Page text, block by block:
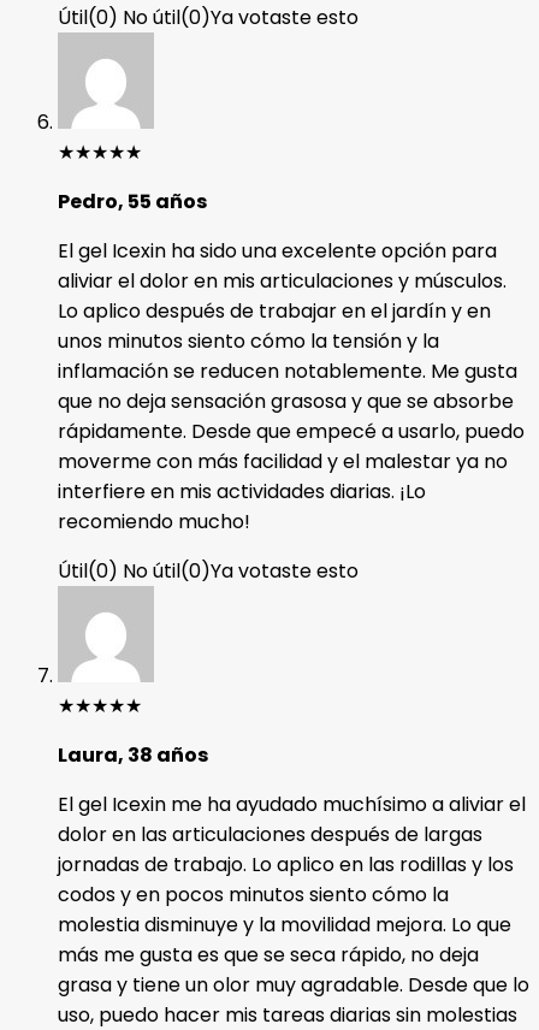
Útil(0) No útil(0)Ya votaste esto
★★★★★
Pedro, 55 años
El gel Icexin ha sido una excelente opción para
aliviar el dolor en mis articulaciones y músculos.
Lo aplico después de trabajar en el jardín y en
unos minutos siento cómo la tensión y la
inflamación se reducen notablemente. Me gusta
que no deja sensación grasosa y que se absorbe
rápidamente. Desde que empecé a usarlo, puedo
moverme con más facilidad y el malestar ya no
interfiere en mis actividades diarias. ¡Lo
recomiendo mucho!
Útil(0) No útil(0)Ya votaste esto
★★★★★
Laura, 38 años
El gel Icexin me ha ayudado muchísimo a aliviar el
dolor en las articulaciones después de largas
jornadas de trabajo. Lo aplico en las rodillas y los
codos y en pocos minutos siento cómo la
molestia disminuye y la movilidad mejora. Lo que
más me gusta es que se seca rápido, no deja
grasa y tiene un olor muy agradable. Desde que lo
uso, puedo hacer mis tareas diarias sin molestias